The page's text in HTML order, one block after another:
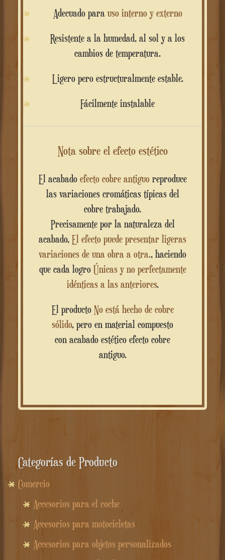
Adecuado para uso interno y externo
Resistente a la humedad, al sol y a los
cambios de temperatura.
Ligero pero estructuralmente estable.
Fácilmente instalable
Nota sobre el efecto estético
El acabado efecto cobre antiguoreproduce
las variaciones cromáticas típicas del
cobre trabajado.
Precisamente por la naturaleza del
acabado, El efecto puede presentar ligeras
variaciones de una obra a otra., haciendo
que cada logro Únicas y no perfectamente
idénticas a las anteriores.
El producto No está hecho de cobre
sólido, pero en material compuesto
con acabado estético efecto cobre
antiguo.
Categorías de Producto
Comercio
Accesorios para el coche
Accesorios para motocicletas
Accesorios para objetos personalizados